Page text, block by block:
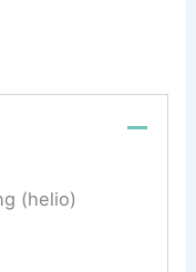
(helio)